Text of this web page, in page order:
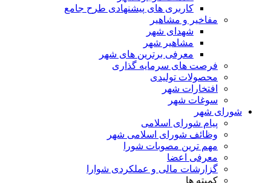
کاربری های پیشنهادی طرح جامع
مفاخیر و مشاهیر
شهدای شهر
مشاهیر شهر
معرفی برترین های شهر
فرصت های سرمایه گذاری
محصولات تولیدی
افتخارات شهر
سوغات شهر
شورای شهر
پیام شورای اسلامی
وظائف شورای اسلامی شهر
مهم ترین مصوبات شورا
معرفی اعضا
گزارشات مالی و عملکردی شوارا
کمیته ها